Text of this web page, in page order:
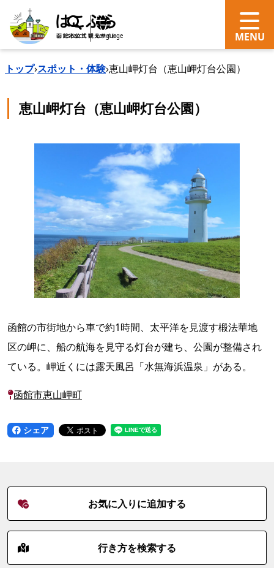
search Language
トップ›スポット・体験›恵山岬灯台（恵山岬灯台公園）
恵山岬灯台（恵山岬灯台公園）
函館の市街地から車で約1時間、太平洋を見渡す椴法華地
区の岬に、船の航海を見守る灯台が建ち、公園が整備され
ている。岬近くには露天風呂「水無海浜温泉」がある。
函館市恵山岬町
シェア
お気に入りに追加する
行き方を検索する